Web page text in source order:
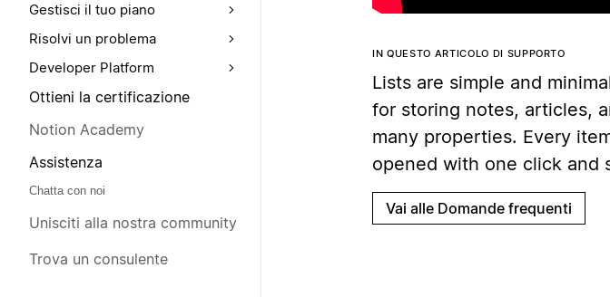
Gestisci il tuo piano
Risolvi un problema
Developer Platform
Ottieni la certificazione
Notion Academy
Assistenza
Chatta con noi
Unisciti alla nostra community
Trova un consulente
IN QUESTO ARTICOLO DI SUPPORTO
Lists are simple and
for storing notes, articles,
many properties. Every
opened with one click and
Vai alle Domande frequenti